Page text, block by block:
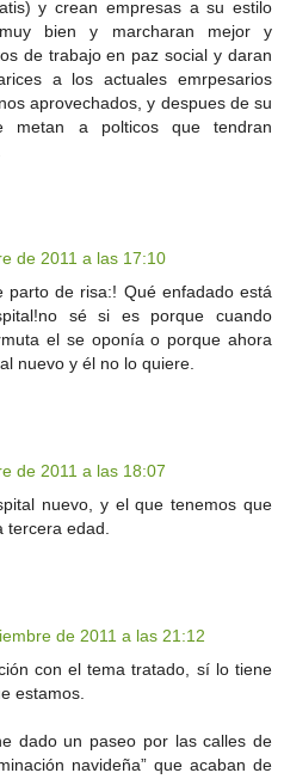
y crean empresas a su estilo
bien y marcharan mejor y
de trabajo en paz social y daran
a los actuales emrpesarios
aprovechados, y despues de su
metan a polticos que tendran
de 2011 a las 17:10
parto de risa:! Qué enfadado está
sé si es porque cuando
el se oponía o porque ahora
nuevo y él no lo quiere.
de 2011 a las 18:07
nuevo, y el que tenemos que
tercera edad.
de 2011 a las 21:12
con el tema tratado, sí lo tiene
estamos.
dado un paseo por las calles de
navideña” que acaban de